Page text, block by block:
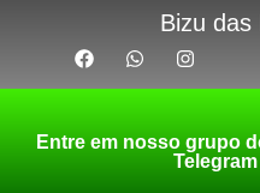
Bizu das
Entre em nosso grupo
Telegram